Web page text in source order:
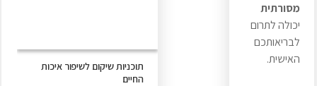
מסורתית
יכולה לתרום
לבריאותכם
האישית.
תוכניות שיקום לשיפור איכות
החיים